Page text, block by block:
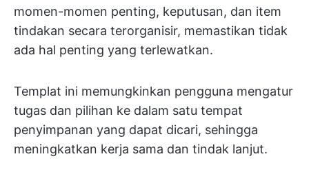
momen-momen penting, keputusan, dan item
tindakan secara terorganisir, memastikan tidak
ada hal penting yang terlewatkan.
Templat ini memungkinkan pengguna mengatur
tugas dan pilihan ke dalam satu tempat
penyimpanan yang dapat dicari, sehingga
meningkatkan kerja sama dan tindak lanjut.